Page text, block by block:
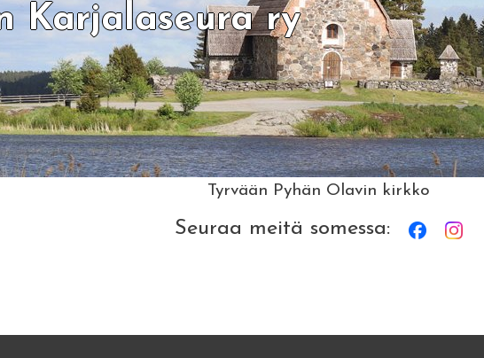
Karjalaseura ry
Tyrvään Pyhän Olavin kirkko
Seuraa meitä somessa: